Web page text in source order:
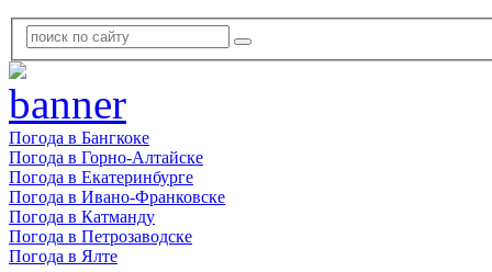
Погода в Бангкоке
Погода в Горно-Алтайске
Погода в Екатеринбурге
Погода в Ивано-Франковске
Погода в Катманду
Погода в Петрозаводске
Погода в Ялте